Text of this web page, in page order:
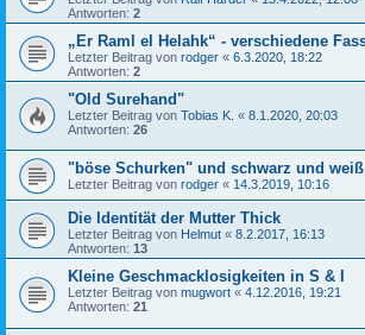
Antworten: 2
„Er Raml el Helahk“ - verschiedene
Letzter Beitrag von rodger « 6.3.2020, 18:22
Antworten: 2
"Old Surehand"
Letzter Beitrag von Tobias K. « 8.1.2020, 20:03
Antworten: 26
"böse Schurken" und schwarz und
Letzter Beitrag von rodger « 14.3.2019, 10:16
Die Identität der Mutter Thick
Letzter Beitrag von Helmut « 8.2.2017, 16:13
Antworten: 13
Kleine Geschmacklosigkeiten in S & I
Letzter Beitrag von mugwort « 4.12.2016, 19:21
Antworten: 21